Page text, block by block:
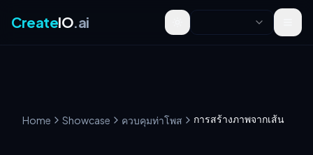
CreateIO.ai Toggle theme
Home Showcase ควบคุมท่าโพส การสร้างภาพจากเส้น